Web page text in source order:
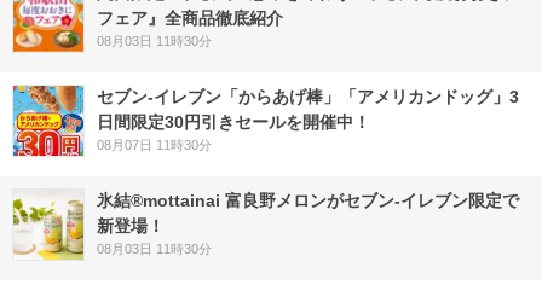
フェア』全商品徹底紹介
08月03日 11時30分
セブン‐イレブン「からあげ棒」「アメリカンドッグ」3
日間限定30円引きセールを開催中！
08月07日 11時30分
氷結®mottainai 富良野メロンがセブン‐イレブン限定で
新登場！
08月03日 11時30分